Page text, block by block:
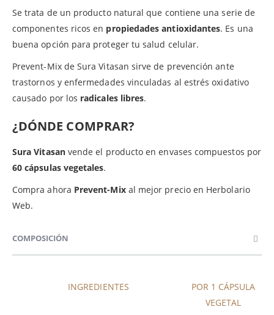
Se trata de un producto natural que contiene una serie de
componentes ricos en propiedades antioxidantes. Es una
buena opción para proteger tu salud celular.
Prevent-Mix de Sura Vitasan sirve de prevención ante
trastornos y enfermedades vinculadas al estrés oxidativo
causado por los radicales libres.
¿DÓNDE COMPRAR?
Sura Vitasanvende el producto en envases compuestos por
60 cápsulas vegetales.
Compra ahora Prevent-Mixal mejor precio en Herbolario
Web.
COMPOSICIÓN
INGREDIENTES
POR 1 CÁPSULA
VEGETAL